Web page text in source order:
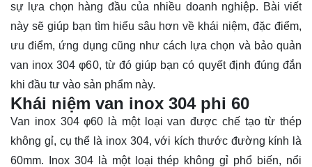
sự lựa chọn hàng đầu của nhiều doanh nghiệp. Bài viết
này sẽ giúp bạn tìm hiểu sâu hơn về khái niệm, đặc điểm,
ưu điểm, ứng dụng cũng như cách lựa chọn và bảo quản
van inox 304 φ60, từ đó giúp bạn có quyết định đúng đắn
khi đầu tư vào sản phẩm này.
Khái niệm van inox 304 phi 60
Van inox 304 φ60 là một loại van được chế tạo từ thép
không gỉ, cụ thể là inox 304, với kích thước đường kính là
60mm. Inox 304 là một loại thép không gỉ phổ biến, nổi